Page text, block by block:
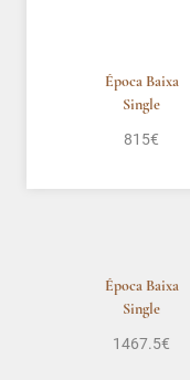
Época Baixa
Single
815€
Época Baixa
Single
1467.5€